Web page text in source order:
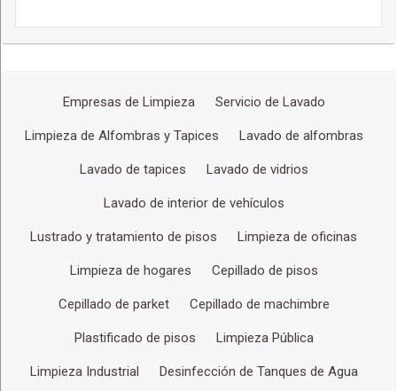
Empresas de Limpieza Servicio de Lavado
Limpieza de Alfombras y Tapices Lavado de alfombras
Lavado de tapices Lavado de vidrios
Lavado de interior de vehículos
Lustrado y tratamiento de pisos Limpieza de oficinas
Limpieza de hogares Cepillado de pisos
Cepillado de parket Cepillado de machimbre
Plastificado de pisos Limpieza Pública
Limpieza Industrial Desinfección de Tanques de Agua